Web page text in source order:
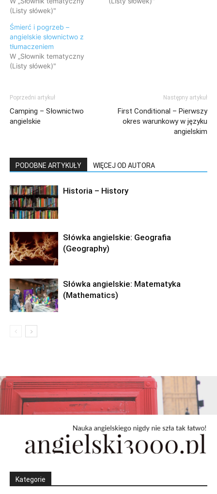
(Listy słówek)"
Śmierć i pogrzeb –
angielskie słownictwo z
tłumaczeniem
W „Słownik tematyczny
(Listy słówek)"
Poprzedni artykuł
Camping – Słownictwo
angielskie
Następny artykuł
First Conditional – Pierwszy
okres warunkowy w języku
angielskim
PODOBNE ARTYKUŁY WIĘCEJ OD AUTORA
Historia – History
Słówka angielskie: Geografia
(Geography)
Słówka angielskie: Matematyka
(Mathematics)
Kategorie